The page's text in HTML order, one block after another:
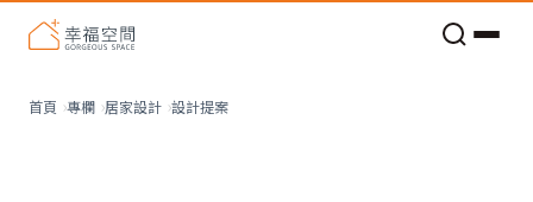
首頁 專欄 居家設計 設計提案